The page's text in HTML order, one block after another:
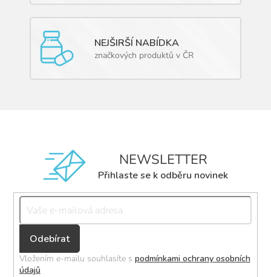
NEJŠIRŠÍ NABÍDKA
značkových produktů v ČR
NEWSLETTER
Přihlaste se k odběru novinek
Přihlásit
se
Vložením e-mailu souhlasíte s podmínkami ochrany osobních
údajů